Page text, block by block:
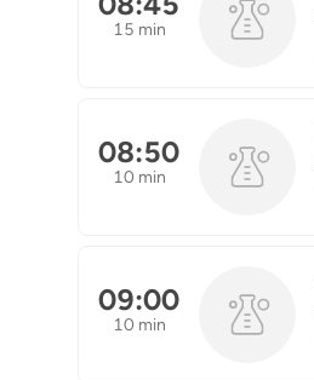
15 min
08:50
10 min
09:00
10 min